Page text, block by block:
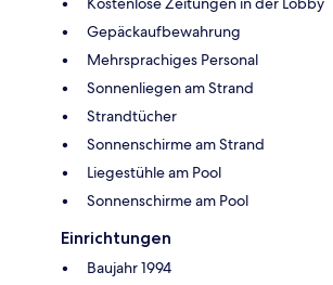
Gepäckaufbewahrung
Mehrsprachiges Personal
Sonnenliegen am Strand
Strandtücher
Sonnenschirme am Strand
Liegestühle am Pool
Sonnenschirme am Pool
Einrichtungen
Baujahr 1994